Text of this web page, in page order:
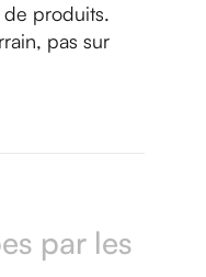
de produits.
pas sur
par les